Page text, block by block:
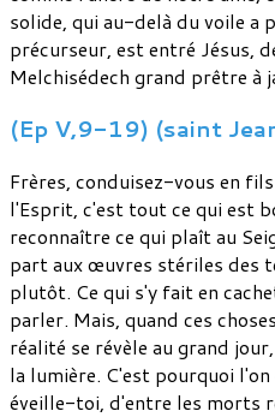
solide, qui au-delà du voile a
précurseur, est entré Jésus,
Melchisédech grand prêtre à
(Ep V,9-19) (saint
Frères, conduisez-vous en
l'Esprit, c'est tout ce qui est
reconnaître ce qui plaît au
part aux œuvres stériles des
plutôt. Ce qui s'y fait en
parler. Mais, quand ces
réalité se révèle au grand
la lumière. C'est pourquoi
éveille-toi, d'entre les morts